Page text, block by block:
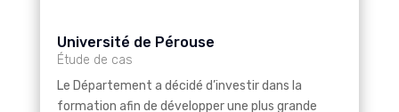
Université de Pérouse
Étude de cas
Le Département a décidé d’investir dans la
formation afin de développer une plus grande